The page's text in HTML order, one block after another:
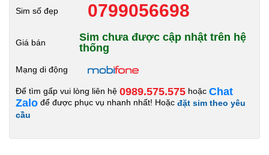
Sim số đẹp 0799056698
Giá bán
Sim chưa được cập nhật trên hệ
thống
Mạng di động
Để tìm gấp vui lòng liên hệ 0989.575.575 hoặc Chat
Zalo để được phục vụ nhanh nhất! Hoặc đặt sim theo yêu
cầu